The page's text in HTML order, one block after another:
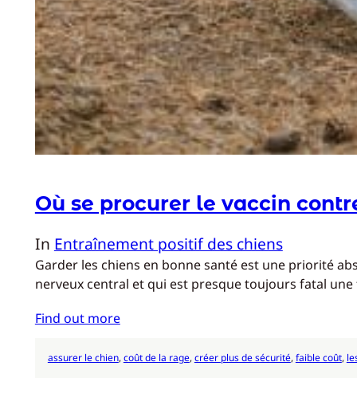
Où se procurer le vaccin
In Entraînement positif des chiens
Garder les chiens en bonne santé est une priorité
nerveux central et qui est presque toujours fatal
Find out more
assurer le chien, coût de la rage, créer plus de sécurité, faible coût,